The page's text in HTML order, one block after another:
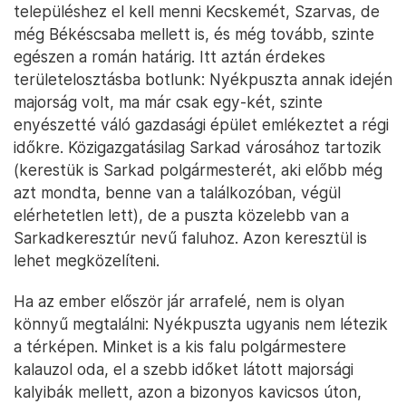
településhez el kell menni Kecskemét, Szarvas, de
még Békéscsaba mellett is, és még tovább, szinte
egészen a román határig. Itt aztán érdekes
területelosztásba botlunk: Nyékpuszta annak idején
majorság volt, ma már csak egy-két, szinte
enyészetté váló gazdasági épület emlékeztet a régi
időkre. Közigazgatásilag Sarkad városához tartozik
(kerestük is Sarkad polgármesterét, aki előbb még
azt mondta, benne van a találkozóban, végül
elérhetetlen lett), de a puszta közelebb van a
Sarkadkeresztúr nevű faluhoz. Azon keresztül is
lehet megközelíteni.
Ha az ember először jár arrafelé, nem is olyan
könnyű megtalálni: Nyékpuszta ugyanis nem létezik
a térképen. Minket is a kis falu polgármestere
kalauzol oda, el a szebb időket látott majorsági
kalyibák mellett, azon a bizonyos kavicsos úton,